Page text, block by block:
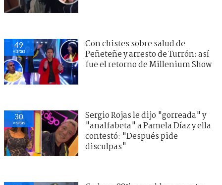
49
visitas
Con chistes sobre salud de
Peñeteñe y arresto de Turrón: así
fue el retorno de Millenium Show
30
visitas
Sergio Rojas le dijo "gorreada" y
"analfabeta" a Pamela Díaz y ella
contestó: "Después pide
disculpas"